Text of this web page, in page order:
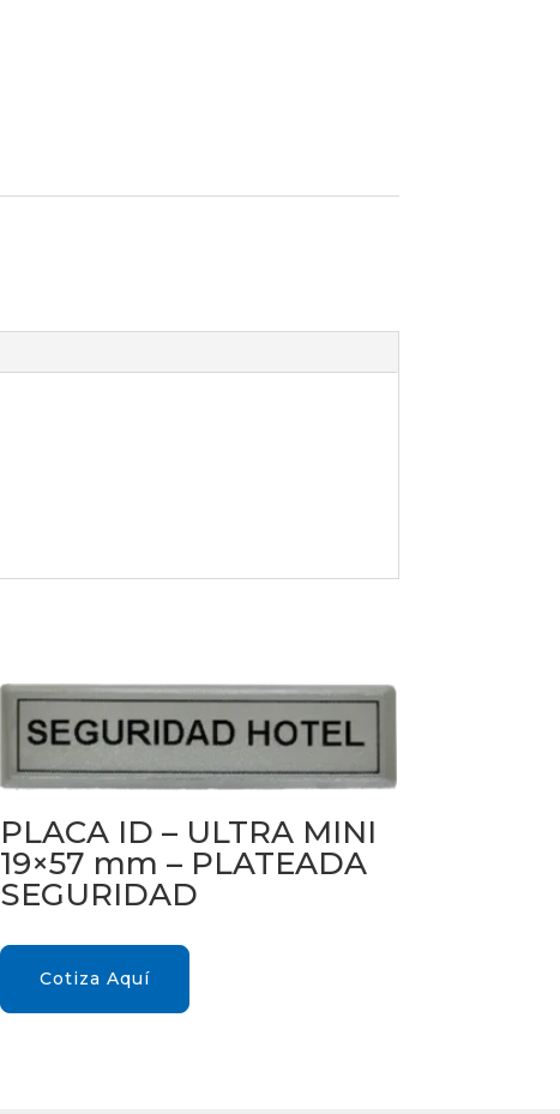
PLACA ID – ULTRA MINI
19×57 mm – PLATEADA
SEGURIDAD
Cotiza Aquí